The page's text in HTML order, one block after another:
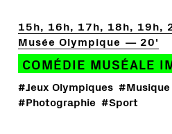
15h, 16h, 17h, 18h, 19h,
Musée Olympique
20'
COMÉDIE MUSÉALE
#Jeux Olympiques #Musique
#Photographie #Sport